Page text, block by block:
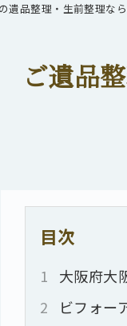
遺品整理・生前整理な
ご遺品
目次
1
大阪府大
2
ビフォー